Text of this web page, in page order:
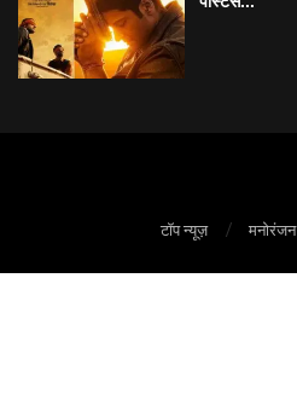
टॉप न्यूज़ मनोरंजन